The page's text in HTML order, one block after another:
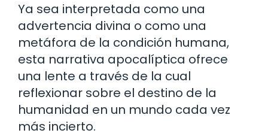
Ya sea interpretada como una
advertencia divina o como una
metáfora de la condición humana,
esta narrativa apocalíptica ofrece
una lente a través de la cual
reflexionar sobre el destino de la
humanidad en un mundo cada vez
más incierto.